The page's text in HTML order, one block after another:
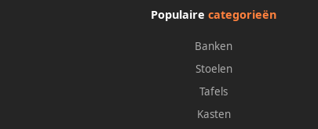
Populairecategorieën
Banken
Stoelen
Tafels
Kasten